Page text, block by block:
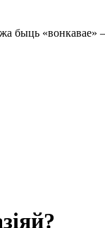
быць
іяй?